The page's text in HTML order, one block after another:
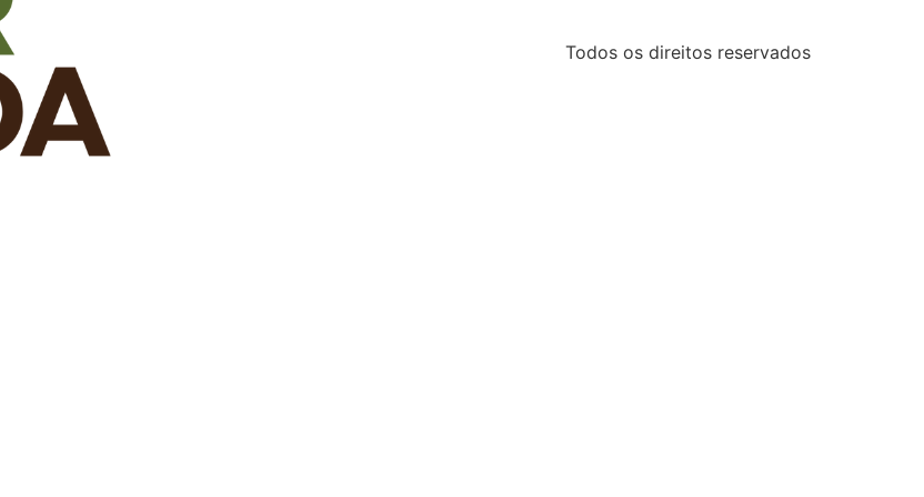
Todos os direitos reservados